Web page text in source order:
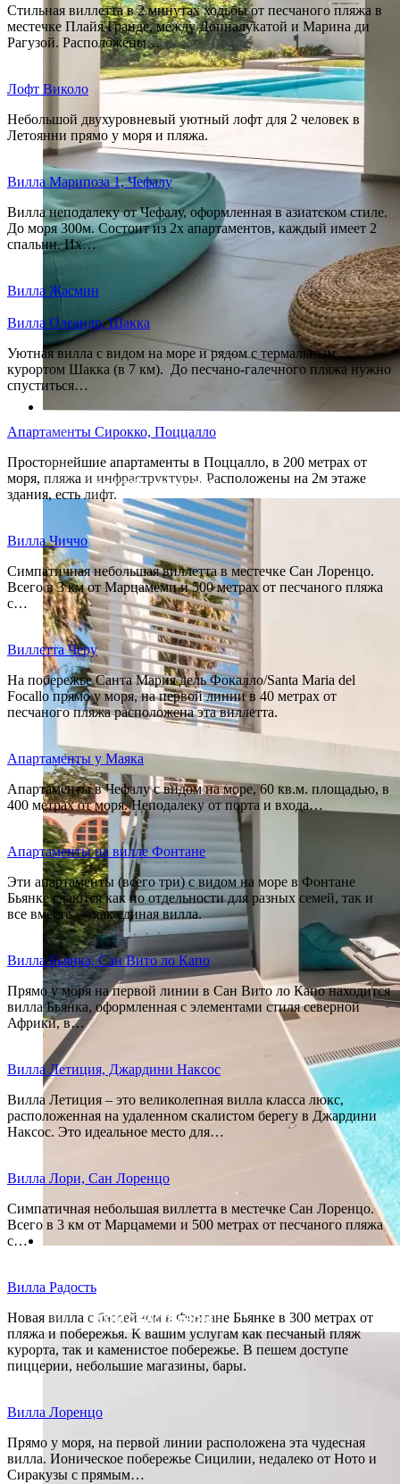
БАССЕЙН ВЕРАНДЫ
ДОМ С БАССЕЙНОМ
Стильная виллетта в 2 минутах ходьбы от песчаного пляжа в
местечке Плайя Гранде, между Донналукатой и Марина ди
Рагузой. Расположены…
Лофт Виколо
Небольшой двухуровневый уютный лофт для 2 человек в
Летоянни прямо у моря и пляжа.
Вилла Марипоза 1, Чефалу
Вилла неподалеку от Чефалу, оформленная в азиатском стиле.
До моря 300м. Состоит из 2х апартаментов, каждый имеет 2
спальни. Их…
Вилла Жасмин
Вилла Олеандр, Шакка
Уютная вилла с видом на море и рядом с термальным
курортом Шакка (в 7 км). До песчано-галечного пляжа нужно
спуститься…
Апартаменты Сирокко, Поццалло
Просторнейшие апартаменты в Поццалло, в 200 метрах от
моря, пляжа и инфраструктуры. Расположены на 2м этаже
здания, есть лифт.
Вилла Чиччо
Симпатичная небольшая виллетта в местечке Сан Лоренцо.
Всего в 3 км от Марцамеми и 500 метрах от песчаного пляжа
с…
Виллетта Черу
На побережье Санта Мария дель Фокалло/Santa Maria del
Focallo прямо у моря, на первой линии в 40 метрах от
песчаного пляжа расположена эта виллетта.
Апартаменты у Маяка
Апартаменты в Чефалу с видом на море, 60 кв.м. площадью, в
400 метрах от моря. Неподалеку от порта и входа…
Апартаменты на вилле Фонтане
Эти апартаменты (всего три) с видом на море в Фонтане
Бьянке сдаются как по отдельности для разных семей, так и
все вместе — как единая вилла.
Вилла Бьянка, Сан Вито ло Капо
Прямо у моря на первой линии в Сан Вито ло Капо находится
вилла Бьянка, оформленная с элементами стиля северной
Африки, в…
Вилла Летиция, Джардини Наксос
Вилла Летиция – это великолепная вилла класса люкс,
расположенная на удаленном скалистом берегу в Джардини
Наксос. Это идеальное место для…
Вилла Лори, Сан Лоренцо
Симпатичная небольшая виллетта в местечке Сан Лоренцо.
Всего в 3 км от Марцамеми и 500 метрах от песчаного пляжа
с…
Вилла Радость
Новая вилла с бассейном в Фонтане Бьянке в 300 метрах от
пляжа и побережья. К вашим услугам как песчаный пляж
курорта, так и каменистое побережье. В пешем доступе
пиццерии, небольшие магазины, бары.
Вилла Лоренцо
Прямо у моря, на первой линии расположена эта чудесная
вилла. Ионическое побережье Сицилии, недалеко от Ното и
Сиракузы c прямым…